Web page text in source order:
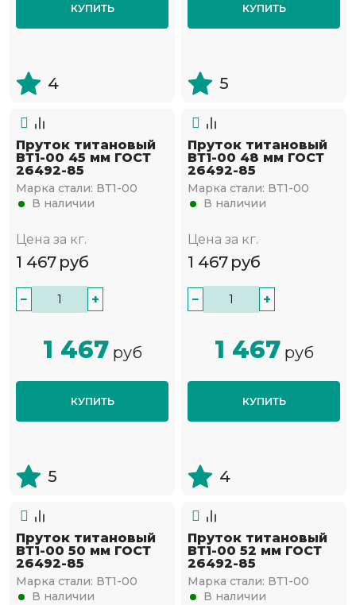
КУПИТЬ
4
КУПИТЬ
5
Пруток титановый
ВТ1-00 45 мм ГОСТ
26492-85
Марка стали: ВТ1-00
В наличии
Цена за кг.
1 467 руб
− +
1 467 руб
КУПИТЬ
5
Пруток титановый
ВТ1-00 48 мм ГОСТ
26492-85
Марка стали: ВТ1-00
В наличии
Цена за кг.
1 467 руб
− +
1 467 руб
КУПИТЬ
4
Пруток титановый
ВТ1-00 50 мм ГОСТ
26492-85
Марка стали: ВТ1-00
В наличии
Пруток титановый
ВТ1-00 52 мм ГОСТ
26492-85
Марка стали: ВТ1-00
В наличии